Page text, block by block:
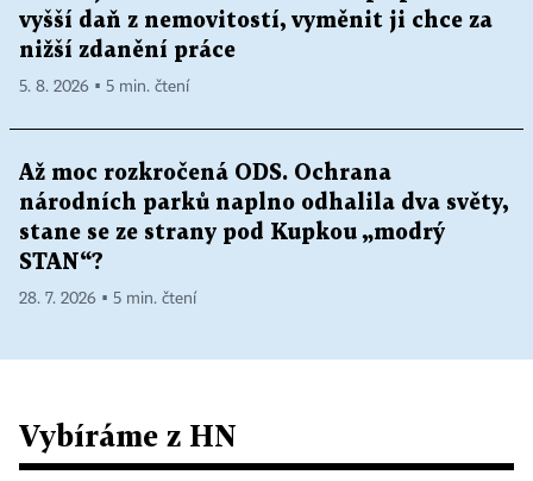
vyšší daň z nemovitostí, vyměnit ji chce za
nižší zdanění práce
5. 8. 2026 ▪ 5 min. čtení
Až moc rozkročená ODS. Ochrana
národních parků naplno odhalila dva světy,
stane se ze strany pod Kupkou „modrý
STAN“?
28. 7. 2026 ▪ 5 min. čtení
Vybíráme z HN